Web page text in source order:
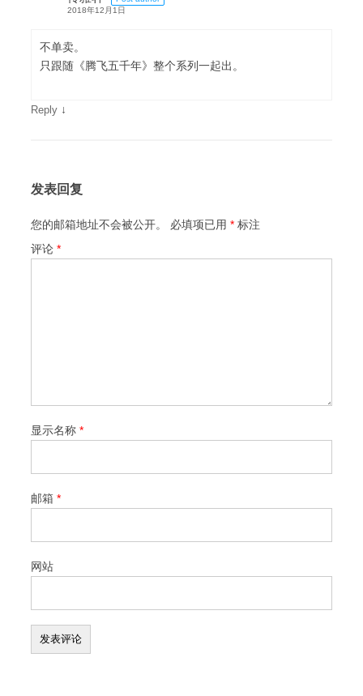
2018年12月1日
不单卖。
只跟随《腾飞五千年》整个系列一起出。
Reply ↓
发表回复
您的邮箱地址不会被公开。 必填项已用 * 标注
评论 *
显示名称 *
邮箱 *
网站